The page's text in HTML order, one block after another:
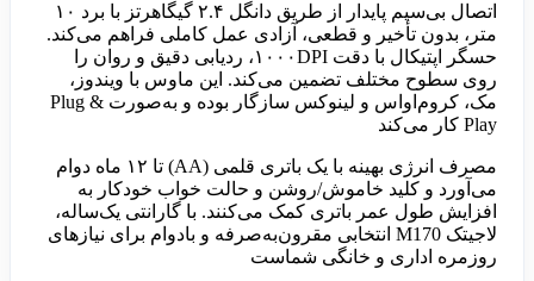
اتصال بی‌سیم پایدار از طریق دانگل ۲.۴ گیگاهرتز با برد ۱۰
متر، بدون تأخیر و قطعی، آزادی عمل کاملی فراهم می‌کند.
حسگر اپتیکال با دقت ۱۰۰۰DPI، ردیابی دقیق و روان را
روی سطوح مختلف تضمین می‌کند. این ماوس با ویندوز،
مک، کروم‌اواس و لینوکس سازگار بوده و به‌صورت Plug &
Play کار می‌کند
مصرف انرژی بهینه با یک باتری قلمی (AA) تا ۱۲ ماه دوام
می‌آورد و کلید خاموش/روشن و حالت خواب خودکار به
افزایش طول عمر باتری کمک می‌کنند. با گارانتی یک‌ساله،
لاجیتک M170 انتخابی مقرون‌به‌صرفه و بادوام برای نیازهای
روزمره اداری و خانگی شماست